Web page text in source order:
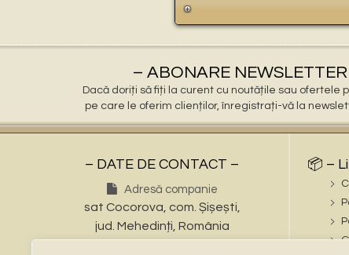
– ABONARE
Dacă doriți să fiți la curent cu noutățile sau ofertele
pe care le oferim clienților, înregistrați-vă la
– DATE DE CONTACT –
Adresă companie
sat Cocorova, com. Șișești,
jud. Mehedinți, România
📦 –